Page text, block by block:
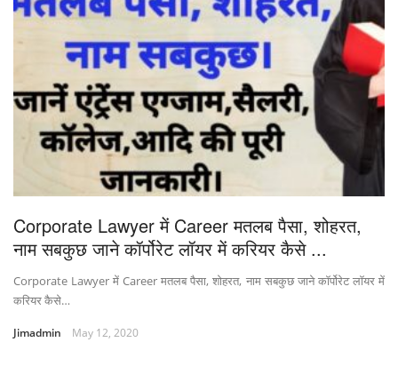
Corporate Lawyer में Career मतलब पैसा, शोहरत,
नाम सबकुछ जाने कॉर्पोरेट लॉयर में करियर कैसे ...
Corporate Lawyer में Career मतलब पैसा, शोहरत, नाम सबकुछ जाने कॉर्पोरेट लॉयर में
करियर कैसे…
Jimadmin May 12, 2020